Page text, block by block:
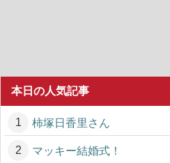
本日の人気記事
柿塚日香里さん
マッキー結婚式！